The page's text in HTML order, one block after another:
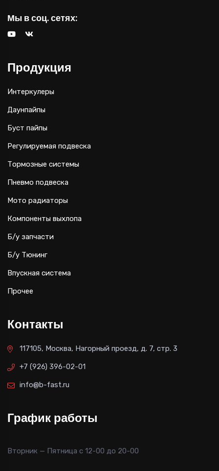
Мы в соц. сетях:
Продукция
Интеркулеры
Даунпайпы
Буст пайпы
Регулируемая подвеска
Тормозные системы
Пневмо подвеска
Мото радиаторы
Компоненты выхлопа
Б/у запчасти
Б/у Тюнинг
Впускная система
Прочее
Контакты
117105, Москва, Нагорный проезд, д. 7, стр. 3
+7 (926) 396-02-01
info@b-fast.ru
График работы
Вторник — Пятница с 12-00 до 20-00